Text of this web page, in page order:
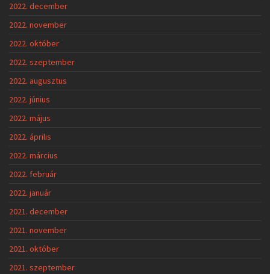
2022. december
2022. november
2022. október
2022. szeptember
2022. augusztus
2022. június
2022. május
2022. április
2022. március
2022. február
2022. január
2021. december
2021. november
2021. október
2021. szeptember